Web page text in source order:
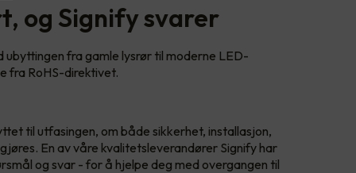
og Signify svarer
fra gamle lysrør til moderne LED-
fra RoHS-direktivet.
til utfasingen, om både sikkerhet, installasjon,
En av våre kvalitetsleverandører Signify har
og svar - for å hjelpe deg med overgangen til